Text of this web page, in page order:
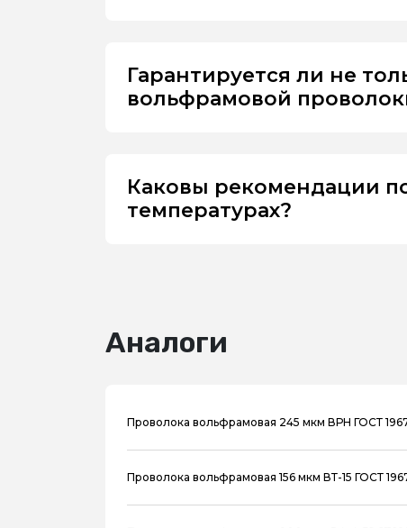
Гарантируется ли не
вольфрамовой
Каковы рекомендации
температурах?
Аналоги
Проволока вольфрамовая 245 мкм ВРН ГОСТ
Проволока вольфрамовая 156 мкм ВТ-15 ГОСТ